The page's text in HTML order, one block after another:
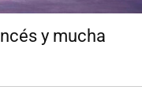
y mucha